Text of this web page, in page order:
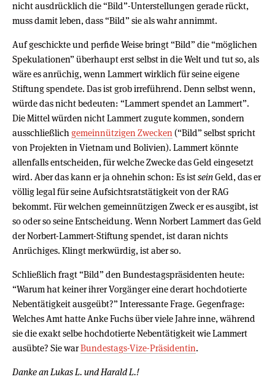
nicht ausdrücklich die “Bild”-Unterstellungen gerade rückt,
muss damit leben, dass “Bild” sie als wahr annimmt.
Auf geschickte und perfide Weise bringt “Bild” die “möglichen
Spekulationen” überhaupt erst selbst in die Welt und tut so, als
wäre es anrüchig, wenn Lammert wirklich für seine eigene
Stiftung spendete. Das ist grob irreführend. Denn selbst wenn,
würde das nicht bedeuten: “Lammert spendet an Lammert”.
Die Mittel würden nicht Lammert zugute kommen, sondern
ausschließlich gemeinnützigen Zwecken (“Bild” selbst spricht
von Projekten in Vietnam und Bolivien). Lammert könnte
allenfalls entscheiden, für welche Zwecke das Geld eingesetzt
wird. Aber das kann er ja ohnehin schon: Es istseinGeld, das er
völlig legal für seine Aufsichtsratstätigkeit von der RAG
bekommt. Für welchen gemeinnützigen Zweck er es ausgibt, ist
so oder so seine Entscheidung. Wenn Norbert Lammert das Geld
der Norbert-Lammert-Stiftung spendet, ist daran nichts
Anrüchiges. Klingt merkwürdig, ist aber so.
Schließlich fragt “Bild” den Bundestagspräsidenten heute:
“Warum hat keiner ihrer Vorgänger eine derart hochdotierte
Nebentätigkeit ausgeübt?” Interessante Frage. Gegenfrage:
Welches Amt hatte Anke Fuchs über viele Jahre inne, während
sie die exakt selbe hochdotierte Nebentätigkeit wie Lammert
ausübte? Sie warBundestags-Vize-Präsidentin.
Danke an Lukas L. und Harald L.!